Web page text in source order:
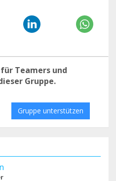
Teamers und
Gruppe.
Gruppe unterstützen